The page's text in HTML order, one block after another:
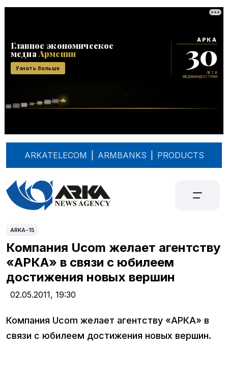
ARKATELECOM ARMBANKS PRODUCTS
ARKA-15
Компания Ucom желает агентству
«АРКА» в связи с юбилеем
достижения новых вершин
02.05.2011, 19:30
Компания Ucom желает агентству «АРКА» в
связи с юбилеем достижения новых вершин.